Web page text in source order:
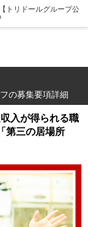
トリドールグループ公
の募集要項詳細
入が得られる職
第三の居場所